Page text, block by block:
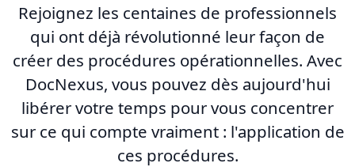
Rejoignez les centaines de professionnels
qui ont déjà révolutionné leur façon de
créer des procédures opérationnelles. Avec
DocNexus, vous pouvez dès aujourd'hui
libérer votre temps pour vous concentrer
sur ce qui compte vraiment : l'application de
ces procédures.